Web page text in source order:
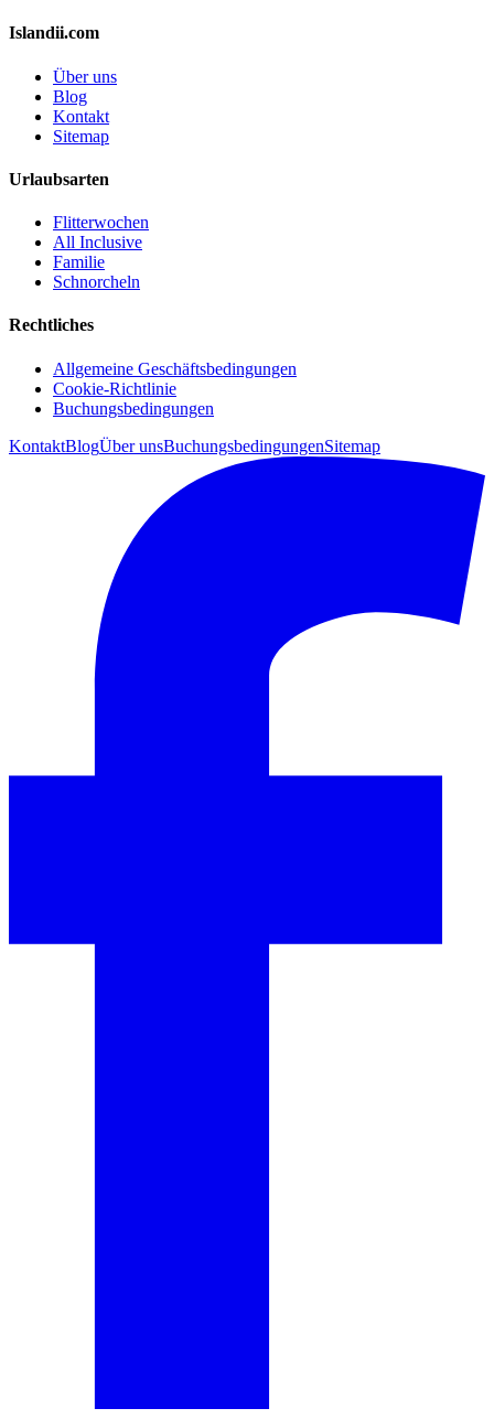
Islandii.com
Über uns
Blog
Kontakt
Sitemap
Urlaubsarten
Flitterwochen
All Inclusive
Familie
Schnorcheln
Rechtliches
Allgemeine Geschäftsbedingungen
Cookie-Richtlinie
Buchungsbedingungen
KontaktBlogÜber unsBuchungsbedingungenSitemap